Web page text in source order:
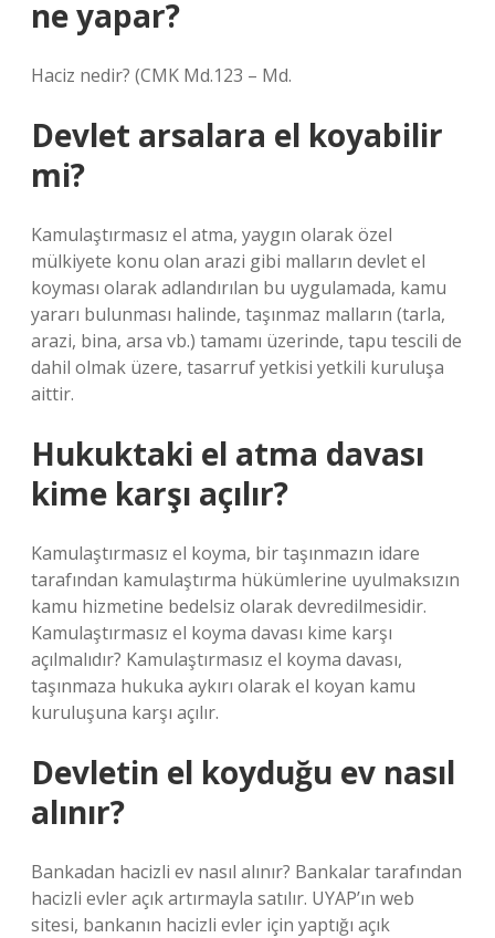
ne yapar?
Haciz nedir? (CMK Md.123 – Md.
Devlet arsalara el koyabilir
mi?
Kamulaştırmasız el atma, yaygın olarak özel
mülkiyete konu olan arazi gibi malların devlet el
koyması olarak adlandırılan bu uygulamada, kamu
yararı bulunması halinde, taşınmaz malların (tarla,
arazi, bina, arsa vb.) tamamı üzerinde, tapu tescili de
dahil olmak üzere, tasarruf yetkisi yetkili kuruluşa
aittir.
Hukuktaki el atma davası
kime karşı açılır?
Kamulaştırmasız el koyma, bir taşınmazın idare
tarafından kamulaştırma hükümlerine uyulmaksızın
kamu hizmetine bedelsiz olarak devredilmesidir.
Kamulaştırmasız el koyma davası kime karşı
açılmalıdır? Kamulaştırmasız el koyma davası,
taşınmaza hukuka aykırı olarak el koyan kamu
kuruluşuna karşı açılır.
Devletin el koyduğu ev nasıl
alınır?
Bankadan hacizli ev nasıl alınır? Bankalar tarafından
hacizli evler açık artırmayla satılır. UYAP’ın web
sitesi, bankanın hacizli evler için yaptığı açık